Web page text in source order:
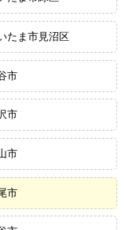
たま市見沼区
市
市
市
市